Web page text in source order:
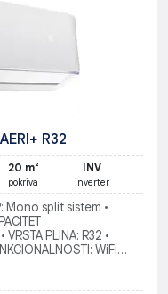
R32
20 m²
pokriva
INV
inverter
Mono split sistem •
PLINA: R32 •
WiFi